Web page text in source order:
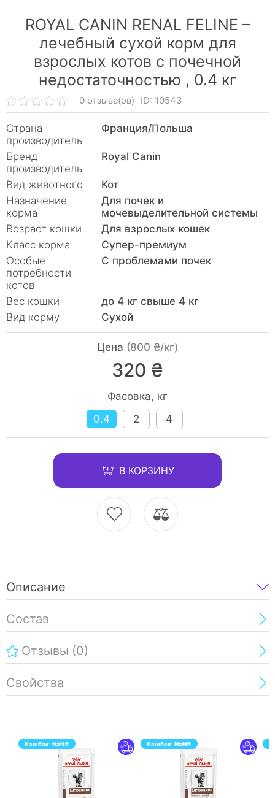
ROYAL CANIN RENAL FELINE –
лечебный сухой корм для
взрослых котов с почечной
недостаточностью , 0.4 кг
0 отзыва(ов) ID: 10543
Страна
производитель
Франция/Польша
Бренд
производитель
Royal Canin
Вид животного
Кот
Назначение
корма
Для почек и
мочевыделительной системы
Возраст кошки
Для взрослых кошек
Класс корма
Супер-премиум
Особые
потребности
котов
С проблемами почек
Вес кошки
до 4 кг свыше 4 кг
Вид корму
Сухой
Цена (800 ₴/кг)
320 ₴
Фасовка, кг
0.4
2 4
В КОРЗИНУ
Описание
Состав
Отзывы (0)
Свойства
Кэшбэк:NaN₴ Кэшбэк:NaN₴